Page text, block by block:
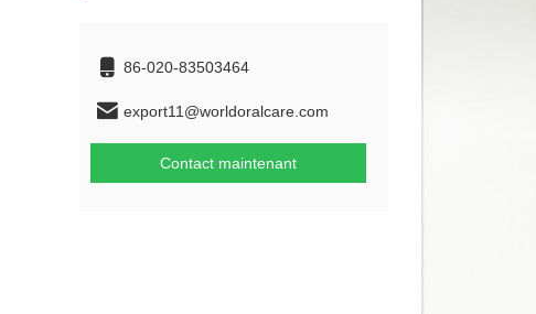
86-020-83503464
export11@worldoralcare.com
Contact maintenant